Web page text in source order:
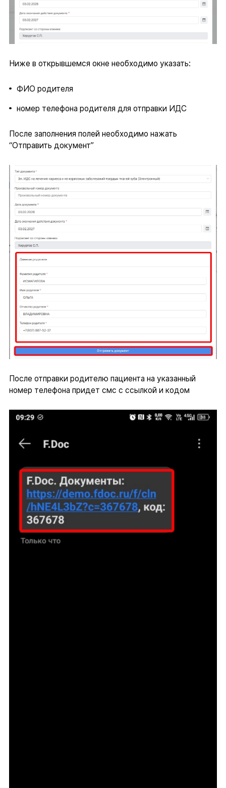
Ниже в открывшемся окне необходимо указать:
ФИО родителя
номер телефона родителя для отправки ИДС
После заполнения полей необходимо нажать
“Отправить документ”
После отправки родителю пациента на указанный
номер телефона придет смс с ссылкой и кодом